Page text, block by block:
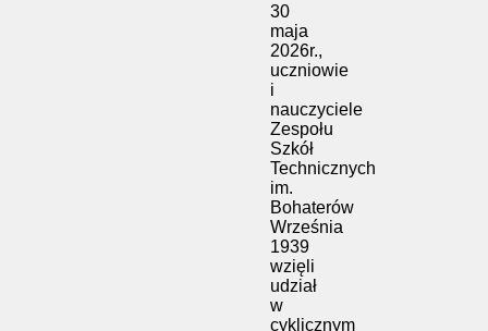
30
maja
2026r.,
uczniowie
i
nauczyciele
Zespołu
Szkół
Technicznych
im.
Bohaterów
Września
1939
wzięli
udział
w
cyklicznym